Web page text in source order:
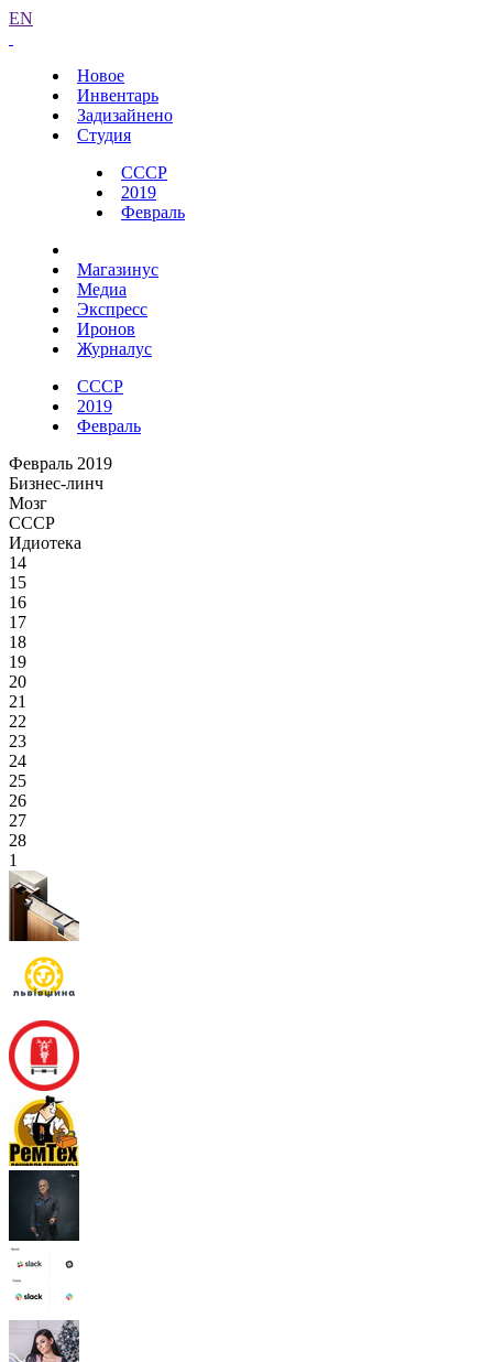
EN
Новое
Инвентарь
Задизайнено
Студия
СССР
2019
Февраль
Магазинус
Медиа
Экспресс
Иронов
Журналус
СССР
2019
Февраль
Февраль 2019
Бизнес-линч
Мозг
СССР
Идиотека
14
15
16
17
18
19
20
21
22
23
24
25
26
27
28
1